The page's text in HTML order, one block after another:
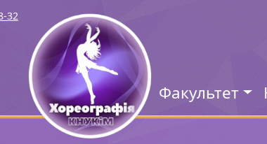
Факультет
32